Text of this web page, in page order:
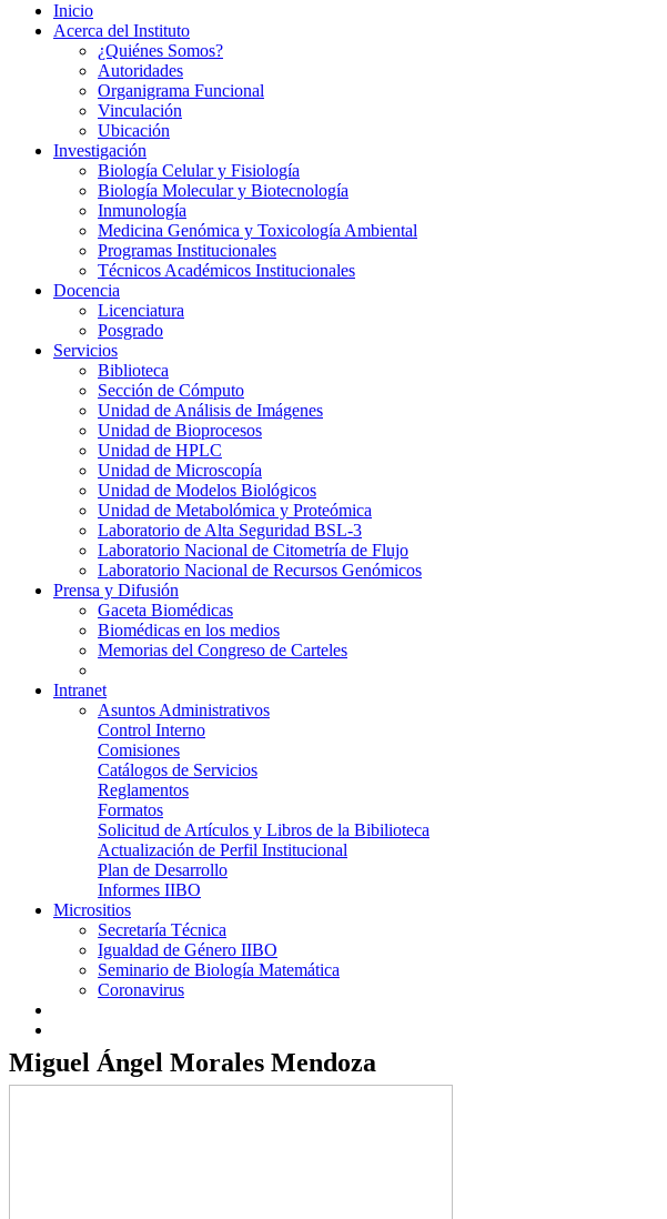
Inicio
Acerca del Instituto
¿Quiénes Somos?
Autoridades
Organigrama Funcional
Vinculación
Ubicación
Investigación
Biología Celular y Fisiología
Biología Molecular y Biotecnología
Inmunología
Medicina Genómica y Toxicología Ambiental
Programas Institucionales
Técnicos Académicos Institucionales
Docencia
Licenciatura
Posgrado
Servicios
Biblioteca
Sección de Cómputo
Unidad de Análisis de Imágenes
Unidad de Bioprocesos
Unidad de HPLC
Unidad de Microscopía
Unidad de Modelos Biológicos
Unidad de Metabolómica y Proteómica
Laboratorio de Alta Seguridad BSL-3
Laboratorio Nacional de Citometría de Flujo
Laboratorio Nacional de Recursos Genómicos
Prensa y Difusión
Gaceta Biomédicas
Biomédicas en los medios
Memorias del Congreso de Carteles
Intranet
Asuntos Administrativos
Control Interno
Comisiones
Catálogos de Servicios
Reglamentos
Formatos
Solicitud de Artículos y Libros de la Bibilioteca
Actualización de Perfil Institucional
Plan de Desarrollo
Informes IIBO
Micrositios
Secretaría Técnica
Igualdad de Género IIBO
Seminario de Biología Matemática
Coronavirus
Miguel Ángel Morales Mendoza